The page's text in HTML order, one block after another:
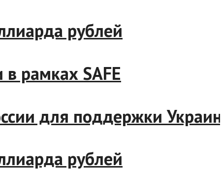
рублей
SAFE
для поддержки Украины
рублей